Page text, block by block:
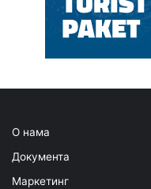
О нама
Документа
Маркетинг